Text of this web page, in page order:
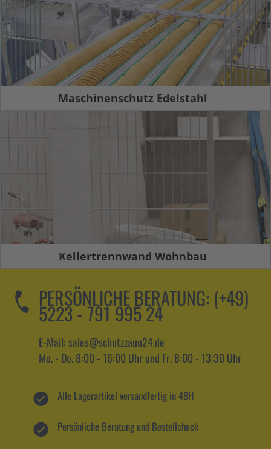
Maschinenschutz Edelstahl
Kellertrennwand Wohnbau
PERSÖNLICHE BERATUNG: (+49)
5223 - 791 995 24
E-Mail: sales@schutzzaun24.de
Mo. - Do. 8:00 - 16:00 Uhr und Fr. 8:00 - 13:30 Uhr
Alle Lagerartikel versandfertig in 48H
Persönliche Beratung und Bestellcheck